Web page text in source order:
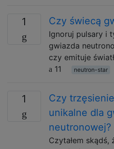
1 Czy świecą
Ignoruj ​​pulsary i
gwiazda
czy emituje
11
neutron-star
1
Czy
unikalne dla
neutronowej?
Czytałem